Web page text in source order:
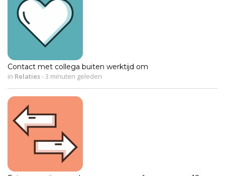
Contact met collega buiten werktijd om
in Relaties-3 minuten geleden